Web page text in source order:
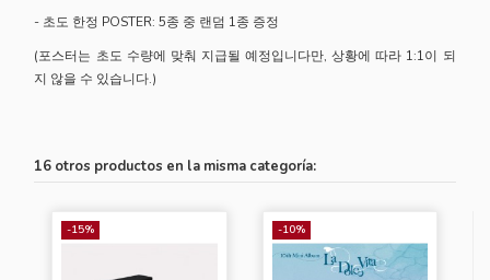
- 초도 한정 POSTER: 5종 중 랜덤 1종 증정
(포스터는 초도 수량에 맞춰 지급될 예정입니다만, 상황에 따라 1:1이 되
지 않을 수 있습니다.)
16 otros productos en la misma categoría:
-15% -10%